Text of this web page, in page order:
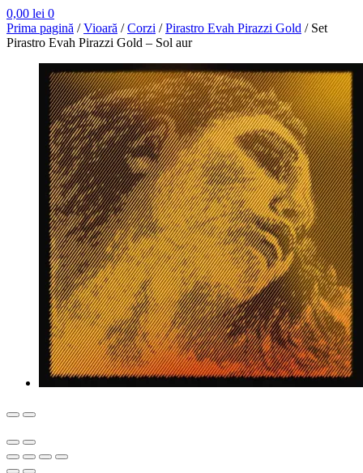
0,00 lei 0
Prima pagină /Vioară /Corzi /Pirastro Evah Pirazzi Gold / Set
Pirastro Evah Pirazzi Gold – Sol aur